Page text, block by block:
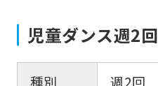
児童ダンス週2
種別
週2回